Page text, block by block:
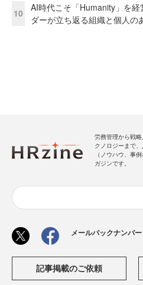
10
AI時代こそ「Humanity」を
ダーが立ち返る組織と個人の
労務管理から戦
クノロジーまで
（ノウハウ、事
ガジンです。
メールバックナンバー
記事掲載のご依頼